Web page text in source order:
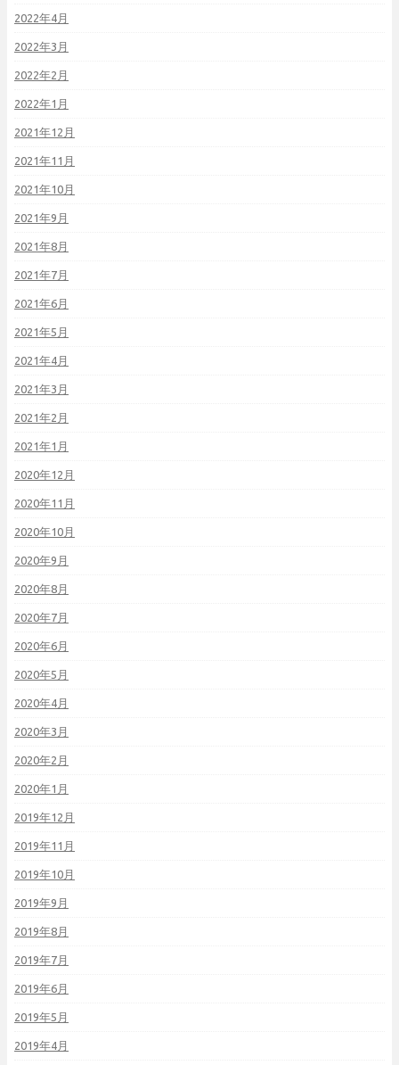
2022年4月
2022年3月
2022年2月
2022年1月
2021年12月
2021年11月
2021年10月
2021年9月
2021年8月
2021年7月
2021年6月
2021年5月
2021年4月
2021年3月
2021年2月
2021年1月
2020年12月
2020年11月
2020年10月
2020年9月
2020年8月
2020年7月
2020年6月
2020年5月
2020年4月
2020年3月
2020年2月
2020年1月
2019年12月
2019年11月
2019年10月
2019年9月
2019年8月
2019年7月
2019年6月
2019年5月
2019年4月